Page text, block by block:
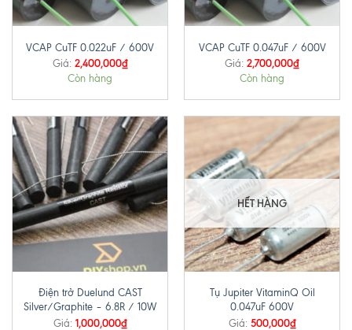
VCAP CuTF 0.022uF / 600V
Giá: 2,400,000₫
Còn hàng
VCAP CuTF 0.047uF / 600V
Giá: 2,700,000₫
Còn hàng
Điện trở Duelund CAST
Silver/Graphite – 6.8R / 10W
Giá: 1,000,000₫
HẾT HÀNG
Tụ Jupiter VitaminQ Oil
0.047uF 600V
Giá: 500,000₫